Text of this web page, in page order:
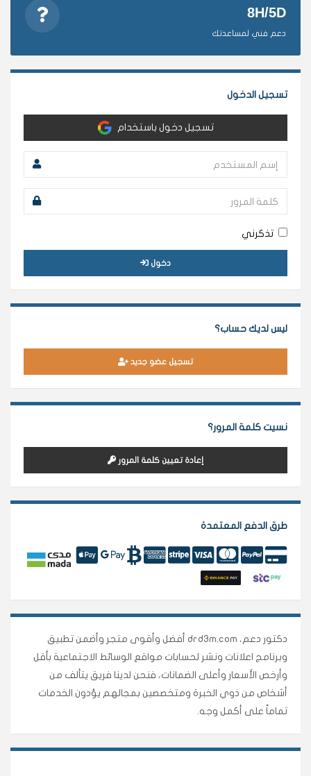
8H/5D
دعم فني لمساعدتك
تسجيل الدخول
تسجيل دخول باستخدام
تذكرني
دخول
ليس لديك حساب؟
تسجيل عضو جديد
نسيت كلمة المرور؟
إعادة تعيين كلمة المرور
طرق الدفع المعتمدة
دكتور دعم، drd3m.com أفضل وأقوى متجر وأضمن تطبيق
وبرنامج اعلانات ونشر لحسابات مواقع الوسائط الاجتماعية بأقل
وأرخص الأسعار وأعلى الضمانات، فنحن لدينا فريق يتألف من
أشخاص من ذوي الخبرة ومتخصصين بمجالهم يؤدون الخدمات
تماماً على أكمل وجه.